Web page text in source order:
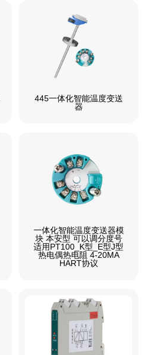
445一体化智能温度变送
器
一体化智能温度变送器模
块 本安型 可以调分度号
适用PT100_K型_E型J型
热电偶热电阻 4-20MA
HART协议